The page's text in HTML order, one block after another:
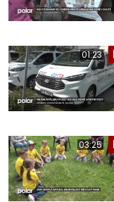
01:23
03:25